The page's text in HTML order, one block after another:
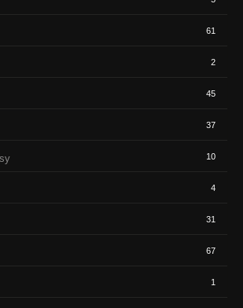
61
2
45
37
10
4
31
67
1